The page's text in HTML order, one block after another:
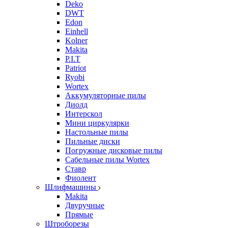
Deko
DWT
Edon
Einhell
Kolner
Makita
P.I.T
Patriot
Ryobi
Wortex
Аккумуляторные пилы
Диолд
Интерскол
Мини циркулярки
Настольные пилы
Пильные диски
Погружные дисковые пилы
Сабельные пилы Wortex
Ставр
Фиолент
Шлифмашины
Makita
Двуручные
Прямые
Штроборезы